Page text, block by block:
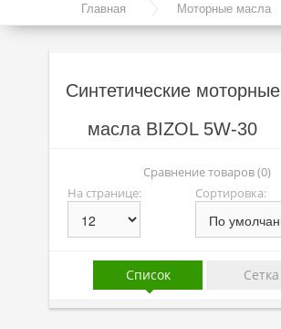
Синтетические масла
Минеральные масла
Масло с молибденом
Линейка масел Molygen
Линейка масел Top Tec
Линейка масел Special Tec
Линейка масел Optimal
Присадки
Главная Моторные масла
Синтетические моторные
масла BIZOL 5W-30
Сравнение товаров (0)
На странице:
Сортировка:
Список Сетка